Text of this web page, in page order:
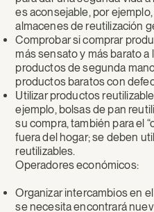
es aconsejable, por
almacenes de reutilización
Comprobar si comprar
más sensato y más barato
productos de segunda
productos baratos con
Utilizar productos
ejemplo, bolsas de pan
su compra, también para el
fuera del hogar; se deben
reutilizables.
Operadores económicos:
Organizar intercambios en
se necesita encontrará